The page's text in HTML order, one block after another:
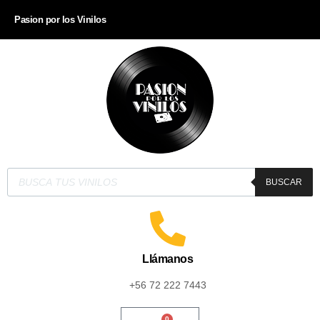
Pasion por los Vinilos
BUSCAR
Llámanos
+56 72 222 7443